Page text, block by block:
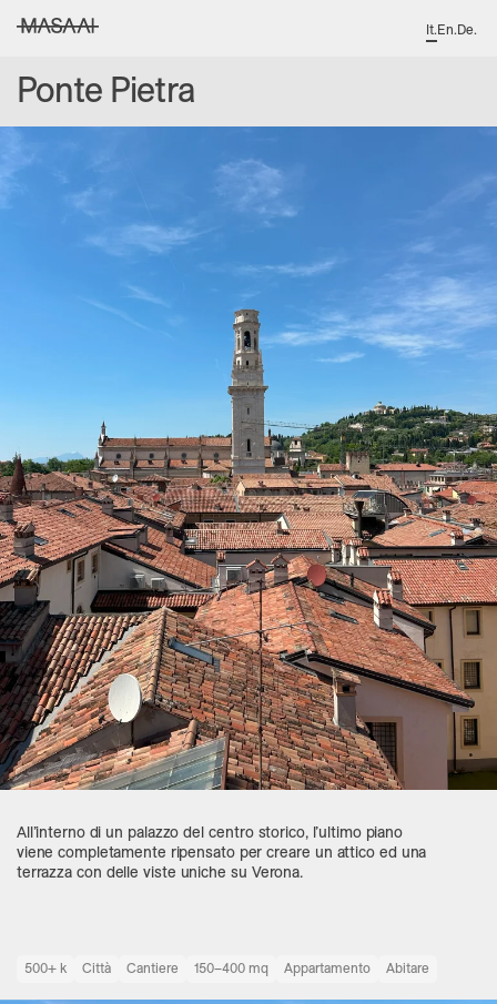
It.En.De.
Ponte Pietra
All’interno di un palazzo del centro storico, l’ultimo piano
viene completamente ripensato per creare un attico ed una
terrazza con delle viste uniche su Verona.
500+ k Città Cantiere 150–400 mq Appartamento Abitare